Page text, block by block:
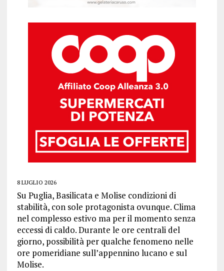
8 LUGLIO 2026
Su Puglia, Basilicata e Molise condizioni di
stabilità, con sole protagonista ovunque. Clima
nel complesso estivo ma per il momento senza
eccessi di caldo. Durante le ore centrali del
giorno, possibilità per qualche fenomeno nelle
ore pomeridiane sull’appennino lucano e sul
Molise.